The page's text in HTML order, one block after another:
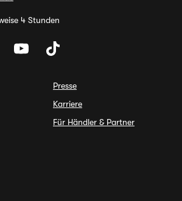
4 Stunden
Presse
Karriere
Für Händler & Partner